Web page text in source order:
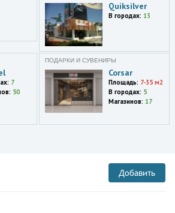
Quiksilver
В городах: 13
7
50
ПОДАРКИ И СУВЕНИРЫ
Corsar
Площадь: 7-35 м2
В городах: 5
Магазинов: 17
Добавить